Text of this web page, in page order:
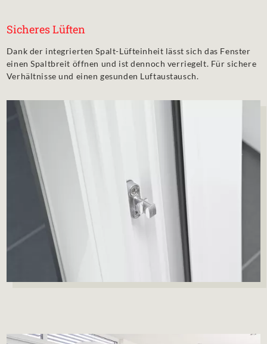
Sicheres Lüften
Dank der integrierten Spalt-Lüfteinheit lässt sich das Fenster
einen Spaltbreit öffnen und ist dennoch verriegelt. Für sichere
Verhältnisse und einen gesunden Luftaustausch.